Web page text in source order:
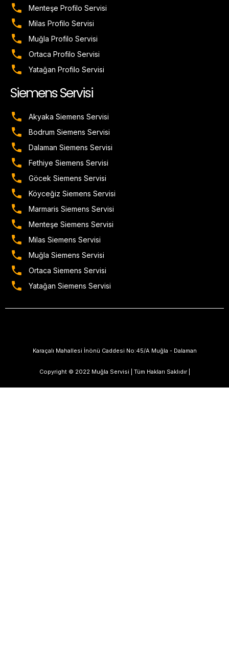
Menteşe Profilo Servisi
Milas Profilo Servisi
Muğla Profilo Servisi
Ortaca Profilo Servisi
Yatağan Profilo Servisi
Siemens Servisi
Akyaka Siemens Servisi
Bodrum Siemens Servisi
Dalaman Siemens Servisi
Fethiye Siemens Servisi
Göcek Siemens Servisi
Köyceğiz Siemens Servisi
Marmaris Siemens Servisi
Menteşe Siemens Servisi
Milas Siemens Servisi
Muğla Siemens Servisi
Ortaca Siemens Servisi
Yatağan Siemens Servisi
Karaçalı Mahallesi İnönü Caddesi No:45/A Muğla - Dalaman
Copyright © 2022 Muğla Servisi | Tüm Hakları Saklıdır |